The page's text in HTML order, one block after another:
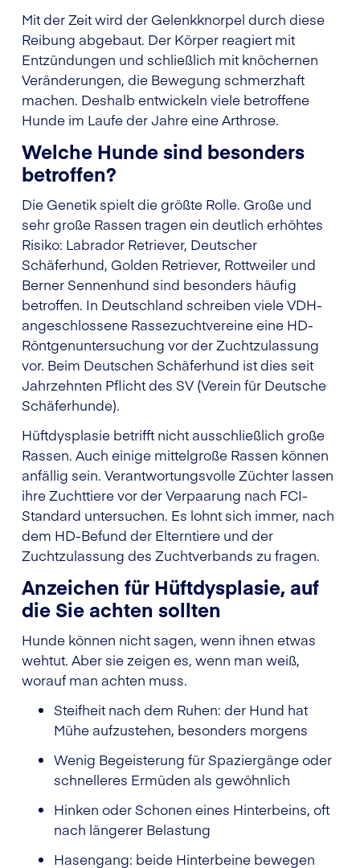
Mit der Zeit wird der Gelenkknorpel durch diese
Reibung abgebaut. Der Körper reagiert mit
Entzündungen und schließlich mit knöchernen
Veränderungen, die Bewegung schmerzhaft
machen. Deshalb entwickeln viele betroffene
Hunde im Laufe der Jahre eine Arthrose.
Welche Hunde sind besonders
betroffen?
Die Genetik spielt die größte Rolle. Große und
sehr große Rassen tragen ein deutlich erhöhtes
Risiko: Labrador Retriever, Deutscher
Schäferhund, Golden Retriever, Rottweiler und
Berner Sennenhund sind besonders häufig
betroffen. In Deutschland schreiben viele VDH-
angeschlossene Rassezuchtvereine eine HD-
Röntgenuntersuchung vor der Zuchtzulassung
vor. Beim Deutschen Schäferhund ist dies seit
Jahrzehnten Pflicht des SV (Verein für Deutsche
Schäferhunde).
Hüftdysplasie betrifft nicht ausschließlich große
Rassen. Auch einige mittelgroße Rassen können
anfällig sein. Verantwortungsvolle Züchter lassen
ihre Zuchttiere vor der Verpaarung nach FCI-
Standard untersuchen. Es lohnt sich immer, nach
dem HD-Befund der Elterntiere und der
Zuchtzulassung des Zuchtverbands zu fragen.
Anzeichen für Hüftdysplasie, auf
die Sie achten sollten
Hunde können nicht sagen, wenn ihnen etwas
wehtut. Aber sie zeigen es, wenn man weiß,
worauf man achten muss.
Steifheit nach dem Ruhen: der Hund hat
Mühe aufzustehen, besonders morgens
Wenig Begeisterung für Spaziergänge oder
schnelleres Ermüden als gewöhnlich
Hinken oder Schonen eines Hinterbeins, oft
nach längerer Belastung
Hasengang: beide Hinterbeine bewegen